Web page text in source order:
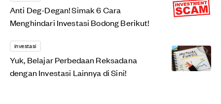
Anti Deg-Degan! Simak 6 Cara
Menghindari Investasi Bodong Berikut!
investasi
Yuk, Belajar Perbedaan Reksadana
dengan Investasi Lainnya di Sini!